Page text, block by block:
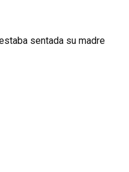
sentada su madre